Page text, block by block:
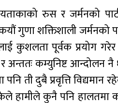
रुस र जर्मनको
गुणा शक्तिशाली जर्मनको
कुशलता पूर्वक प्रयोग
र अन्ततः कम्युनिष्ट आन्दोलन
ती दुबै प्रवृत्ति विद्यमान
हामीले कुनै पनि हालतमा